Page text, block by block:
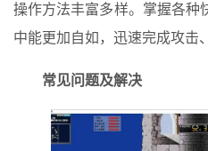
操作方法丰富多样。掌握各种
中能更加自如，迅速完成攻击
常见问题及解决